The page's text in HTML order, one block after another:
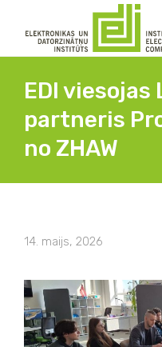
EDI viesojas
partneris
no ZHAW
14. maijs, 2026